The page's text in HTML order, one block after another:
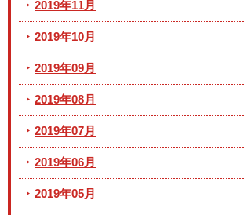
2019年11月
2019年10月
2019年09月
2019年08月
2019年07月
2019年06月
2019年05月